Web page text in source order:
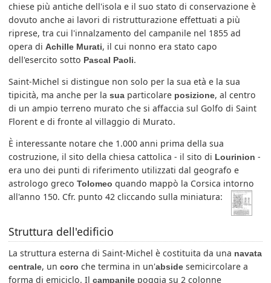
chiese più antiche dell'isola e il suo stato di conservazione è
dovuto anche ai lavori di ristrutturazione effettuati a più
riprese, tra cui l'innalzamento del campanile nel 1855 ad
opera diAchille Murati, il cui nonno era stato capo
dell'esercito sotto Pascal Paoli.
Saint-Michel si distingue non solo per la sua età e la sua
tipicità, ma anche per lasua particolare posizione, al centro
di un ampio terreno murato che si affaccia sul Golfo di Saint
Florent e di fronte al villaggio di Murato.
È interessante notare che 1.000 anni prima della sua
costruzione, il sito della chiesa cattolica - il sito di Lourinion -
era uno dei punti di riferimento utilizzati dal geografo e
astrologo grecoTolomeo quando mappò la Corsica intorno
all'anno 150. Cfr. punto 42 cliccando sulla miniatura:
Struttura dell'edificio
La struttura esterna di Saint-Michel è costituita da una navata
centrale, uncoro che termina in un'abside semicircolare a
forma di emiciclo. Ilcampanile poggia su 2 colonne